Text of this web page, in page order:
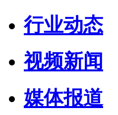
行业动态
视频新闻
媒体报道